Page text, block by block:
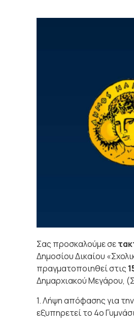
Σας προσκαλούμε σε
Δημοσίου Δικαίου
πραγματοποιηθεί στις
Δημαρχιακού Μεγάρου,
1. Λήψη απόφασης για
εξυπηρετεί το 4ο